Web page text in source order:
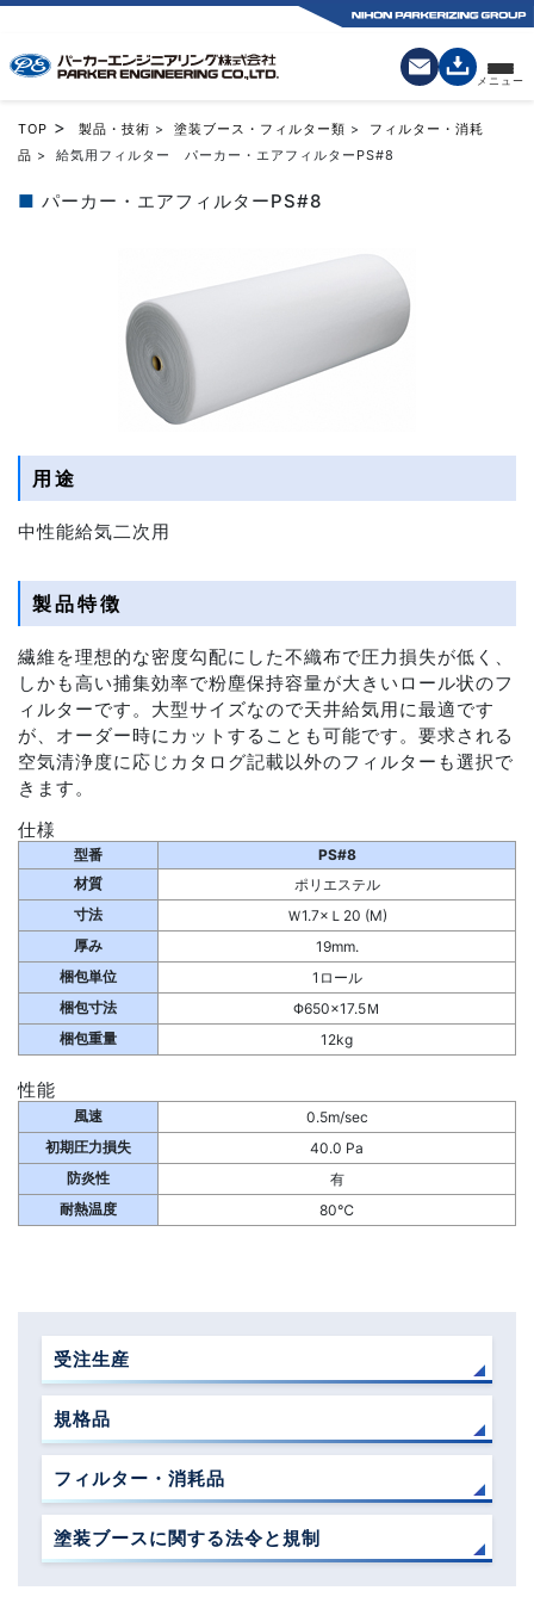
TOP > 製品・技術 > 塗装ブース・フィルター類 > フィルター・消耗
品 > 給気用フィルター パーカー・エアフィルターPS#8
■ パーカー・エアフィルターPS#8
用途
中性能給気二次用
製品特徴
繊維を理想的な密度勾配にした不織布で圧力損失が低く、
しかも高い捕集効率で粉塵保持容量が大きいロール状のフ
ィルターです。大型サイズなので天井給気用に最適です
が、オーダー時にカットすることも可能です。要求される
空気清浄度に応じカタログ記載以外のフィルターも選択で
きます。
仕様
型番
PS#8
材質
ポリエステル
寸法
Ｗ1.7×Ｌ20 (M)
厚み
19mm.
梱包単位
1ロール
梱包寸法
Φ650×17.5Ｍ
梱包重量
12kg
性能
風速
0.5m/sec
初期圧力損失
40.0 Pa
防炎性
有
耐熱温度
80℃
受注生産
規格品
フィルター・消耗品
塗装ブースに関する法令と規制